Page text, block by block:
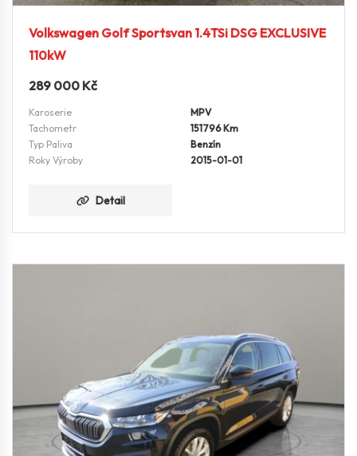
Volkswagen Golf Sportsvan 1.4TSi DSG EXCLUSIVE
110kW
289 000 Kč
Karoserie
MPV
Tachometr
151796 Km
Typ Paliva
Benzín
Roky Výroby
2015-01-01
Detail